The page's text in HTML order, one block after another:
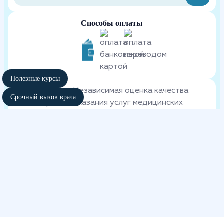
Способы оплаты
Независимая оценка качества
оказания услуг медицинских
Полезные курсы
Срочный вызов врача